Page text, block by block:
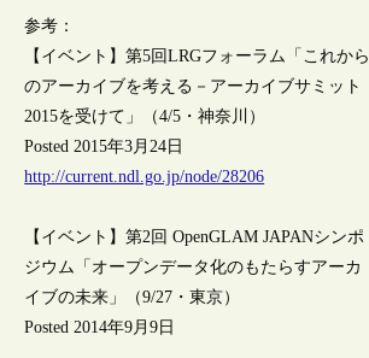
参考：
【イベント】第5回LRGフォーラム「これから
のアーカイブを考える－アーカイブサミット
2015を受けて」（4/5・神奈川）
Posted 2015年3月24日
http://current.ndl.go.jp/node/28206
【イベント】第2回 OpenGLAM JAPANシンポ
ジウム「オープンデータ化のもたらすアーカ
イブの未来」（9/27・東京）
Posted 2014年9月9日